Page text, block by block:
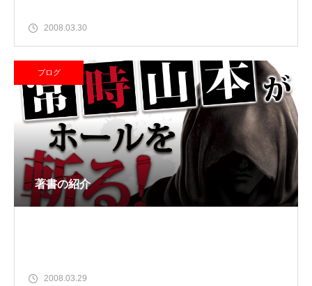
2008.03.30
ブログ
著書の紹介
2008.03.29